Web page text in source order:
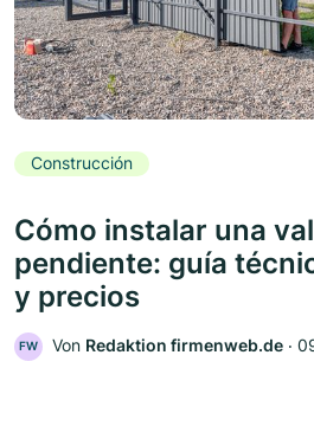
Construcción
Cómo instalar una
pendiente: guía
y precios
FW Von Redaktion firmenweb.de ‧